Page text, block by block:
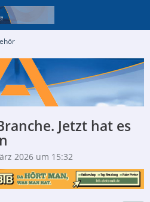
Jetzt hat es
2026 um 15:32